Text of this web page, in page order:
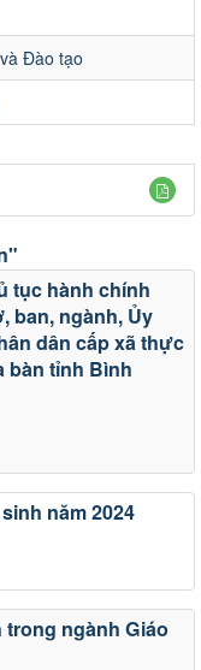
Đào tạo
tục hành chính
ban, ngành, Ủy
dân cấp xã thực
bàn tỉnh Bình
năm 2024
ngành Giáo